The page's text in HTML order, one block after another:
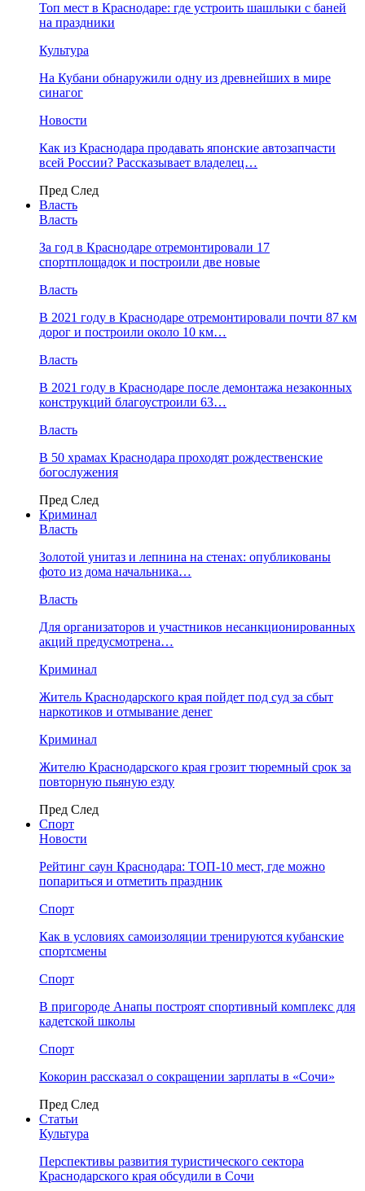
Топ мест в Краснодаре: где устроить шашлыки с баней
на праздники
Культура
На Кубани обнаружили одну из древнейших в мире
синагог
Новости
Как из Краснодара продавать японские автозапчасти
всей России? Рассказывает владелец…
Пред След
Власть
Власть
За год в Краснодаре отремонтировали 17
спортплощадок и построили две новые
Власть
В 2021 году в Краснодаре отремонтировали почти 87 км
дорог и построили около 10 км…
Власть
В 2021 году в Краснодаре после демонтажа незаконных
конструкций благоустроили 63…
Власть
В 50 храмах Краснодара проходят рождественские
богослужения
Пред След
Криминал
Власть
​Золотой унитаз и лепнина на стенах: опубликованы
фото из дома начальника…
Власть
Для организаторов и участников несанкционированных
акций предусмотрена…
Криминал
Житель Краснодарского края пойдет под суд за сбыт
наркотиков и отмывание денег
Криминал
Жителю Краснодарского края грозит тюремный срок за
повторную пьяную езду
Пред След
Спорт
Новости
Рейтинг саун Краснодара: ТОП-10 мест, где можно
попариться и отметить праздник
Спорт
Как в условиях самоизоляции тренируются кубанские
спортсмены
Спорт
В пригороде Анапы построят спортивный комплекс для
кадетской школы
Спорт
Кокорин рассказал о сокращении зарплаты в «Сочи»
Пред След
Статьи
Культура
Перспективы развития туристического сектора
Краснодарского края обсудили в Сочи